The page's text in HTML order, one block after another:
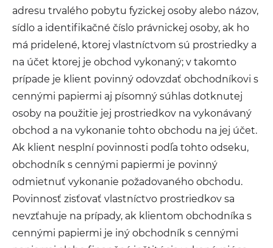
adresu trvalého pobytu fyzickej osoby alebo názov,
sídlo a identifikačné číslo právnickej osoby, ak ho
má pridelené, ktorej vlastníctvom sú prostriedky a
na účet ktorej je obchod vykonaný; v takomto
prípade je klient povinný odovzdať obchodníkovi s
cennými papiermi aj písomný súhlas dotknutej
osoby na použitie jej prostriedkov na vykonávaný
obchod a na vykonanie tohto obchodu na jej účet.
Ak klient nesplní povinnosti podľa tohto odseku,
obchodník s cennými papiermi je povinný
odmietnuť vykonanie požadovaného obchodu.
Povinnosť zisťovať vlastníctvo prostriedkov sa
nevzťahuje na prípady, ak klientom obchodníka s
cennými papiermi je iný obchodník s cennými